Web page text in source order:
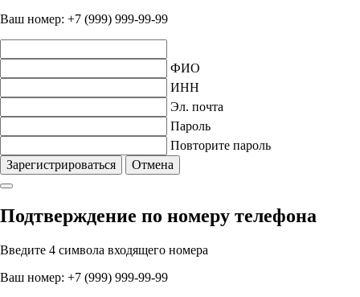
Ваш номер: +7 (999) 999-99-99
ФИО
ИНН
Эл. почта
Пароль
Повторите пароль
Зарегистрироваться
Отмена
Подтверждение по номеру телефона
Введите 4 символа входящего номера
Ваш номер: +7 (999) 999-99-99